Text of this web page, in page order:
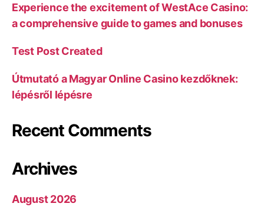
Experience the excitement of WestAce Casino:
a comprehensive guide to games and bonuses
Test Post Created
Útmutató a Magyar Online Casino kezdőknek:
lépésről lépésre
Recent Comments
Archives
August 2026